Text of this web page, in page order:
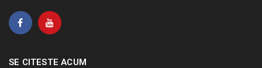
SE CITESTE ACUM